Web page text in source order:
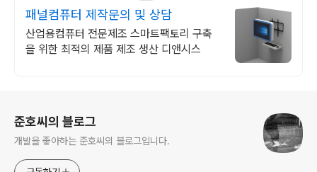
패널컴퓨터 제작문의 및 상담
산업용컴퓨터 전문제조 스마트팩토리 구축
을 위한 최적의 제품 제조 생산 디앤시스
준호씨의 블로그
개발을 좋아하는 준호씨의 블로그입니다.